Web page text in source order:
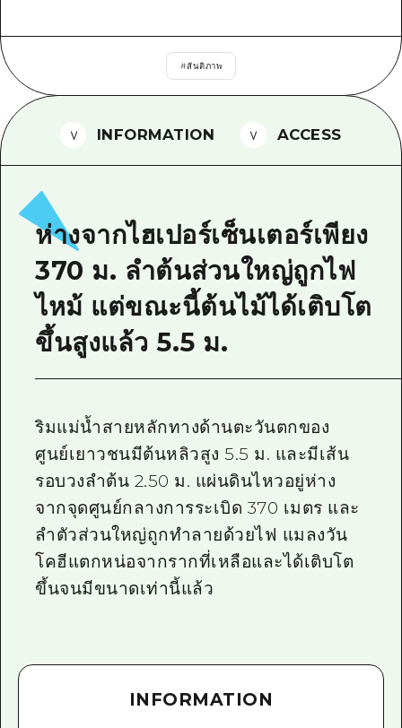
การรักษา
ธรรมชาติ
ฮิโรชิมะโอโมะเตะนะชิ
ฮิโรชิม่า ฟรี Wi-Fi
ไกด์อาสาสมัครไ
คำถามที่พบบ่อย
ดาวน์โหลดรูปภาพ
ข้อมูลการขนส่งระหว่างเกิดภัยพิบัติ
#สันติภาพ
INFORMATION ACCESS
ห่างจากไฮเปอร์เซ็นเตอร์เพียง
370 ม. ลำต้นส่วนใหญ่ถูกไฟ
ไหม้ แต่ขณะนี้ต้นไม้ได้เติบโต
ขึ้นสูงแล้ว 5.5 ม.
ริมแม่น้ำสายหลักทางด้านตะวันตกของ
ศูนย์เยาวชนมีต้นหลิวสูง 5.5 ม. และมีเส้น
รอบวงลำต้น 2.50 ม. แผ่นดินไหวอยู่ห่าง
จากจุดศูนย์กลางการระเบิด 370 เมตร และ
ลำตัวส่วนใหญ่ถูกทำลายด้วยไฟ แมลงวัน
โคฮีแตกหน่อจากรากที่เหลือและได้เติบโต
ขึ้นจนมีขนาดเท่านี้แล้ว
INFORMATION